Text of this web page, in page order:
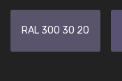
RAL 300 30 20